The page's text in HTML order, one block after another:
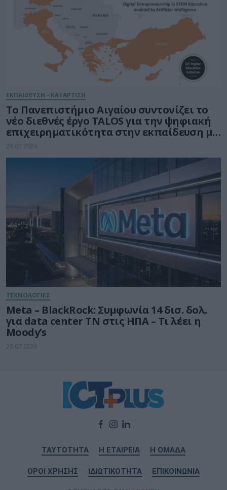
ΕΚΠΑΙΔΕΥΣΗ - ΚΑΤΑΡΤΙΣΗ
Το Πανεπιστήμιο Αιγαίου συντονίζει το
νέο διεθνές έργο TALOS για την ψηφιακή
επιχειρηματικότητα στην εκπαίδευση με
τη δύναμη της Τεχνητής Νοημοσύνης
29.07.2026
ΤΕΧΝΟΛΟΓΙΕΣ
Meta – BlackRock: Συμφωνία 14 δισ. δολ.
για data center ΤΝ στις ΗΠΑ – Τι λέει η
Moody’s
29.07.2026
ΤΑΥΤΟΤΗΤΑ Η ΕΤΑΙΡΕΙΑ Η ΟΜΑΔΑ
ΟΡΟΙ ΧΡΗΣΗΣ ΙΔΙΩΤΙΚΟΤΗΤΑ ΕΠΙΚΟΙΝΩΝΙΑ